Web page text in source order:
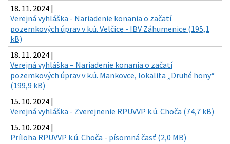
18. 11. 2024 |
Verejná vyhláška - Nariadenie konania o začatí
pozemkových úprav v k.ú. Velčice - IBV Záhumenice (195,1
kB)
18. 11. 2024 |
Verejná vyhláška – Nariadenie konania o začatí
pozemkových úprav v k.ú. Mankovce, lokalita „Druhé hony“
(199,9 kB)
15. 10. 2024 |
Verejná vyhláška - Zverejnenie RPUVVP k.ú. Choča (74,7 kB)
15. 10. 2024 |
Príloha RPUVVP k.ú. Choča - písomná časť (2,0 MB)